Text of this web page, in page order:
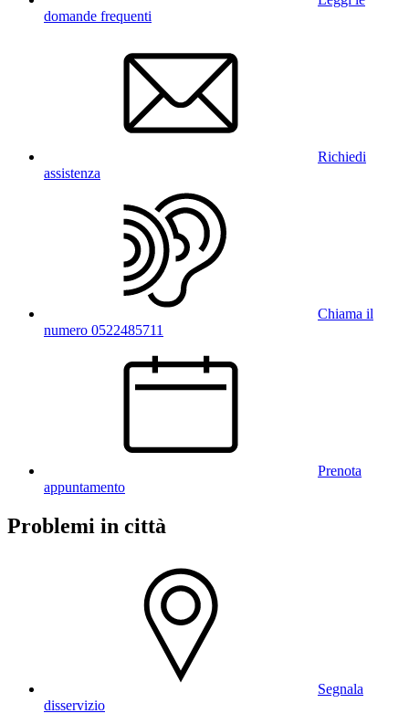
domande frequenti
Richiedi
assistenza
Chiama il
numero 0522485711
Prenota
appuntamento
Problemi in città
Segnala
disservizio